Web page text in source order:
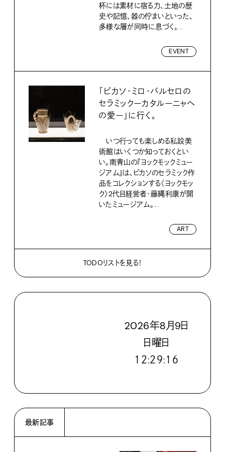
杯には素材に宿る力、土地の歴
史や記憶、器の佇まいといった、
多様な層が同時に息づく。...
EVENT
「ピカソ・ミロ・バルセロの
セラミックーカタルーニャへ
の愛ー」に行く。
いつ行っても楽しめる私設美
術館はいくつか知っておくとい
い。南青山の『ヨックモックミュー
ジアム』は、ピカソのセラミック作
品をコレクションする〈ヨックモッ
ク〉2代目経営者・藤縄利康が開
いたミュージアム。...
ART
TODOリストを見る！
2026年8月9日
日曜日
１２:２９:１７
最新記事